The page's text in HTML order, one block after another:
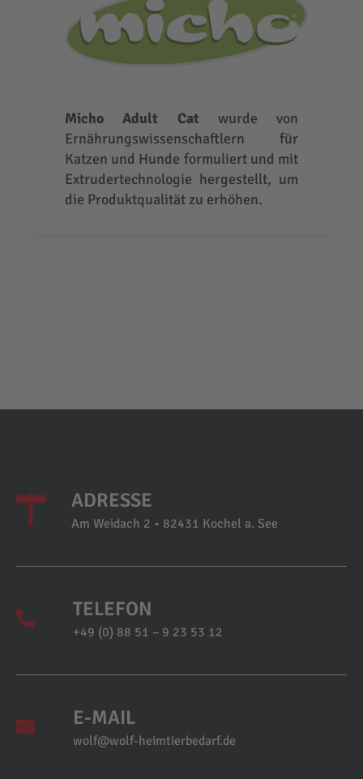
Micho Adult Catwurde von
Ernährungswissenschaftlern für
Katzen und Hunde formuliert und mit
Extrudertechnologie hergestellt, um
die Produktqualität zu erhöhen.
ADRESSE
Am Weidach 2 • 82431 Kochel a. See
TELEFON
+49 (0) 88 51 – 9 23 53 12
E-MAIL
wolf@wolf-heimtierbedarf.de